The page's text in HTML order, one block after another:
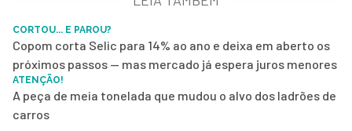
CORTOU... E PAROU?
Copom corta Selic para 14% ao ano e deixa em aberto os
próximos passos — mas mercado já espera juros menores
ATENÇÃO!
A peça de meia tonelada que mudou o alvo dos ladrões de
carros